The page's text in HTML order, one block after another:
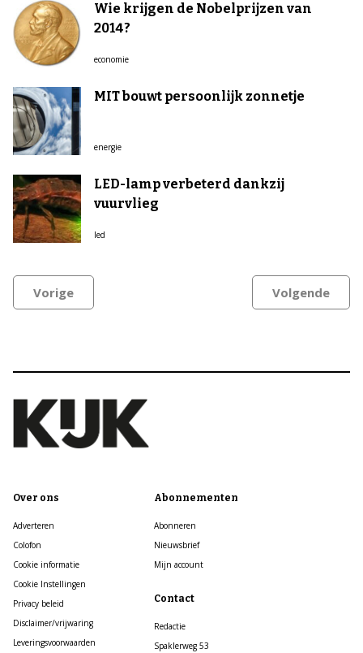
Wie krijgen de Nobelprijzen van
2014?
economie
MIT bouwt persoonlijk zonnetje
energie
LED-lamp verbeterd dankzij
vuurvlieg
led
Vorige Volgende
Over ons
Adverteren
Colofon
Cookie informatie
Cookie Instellingen
Privacy beleid
Disclaimer/vrijwaring
Leveringsvoorwaarden
Abonnementen
Abonneren
Nieuwsbrief
Mijn account
Contact
Redactie
Spaklerweg 53